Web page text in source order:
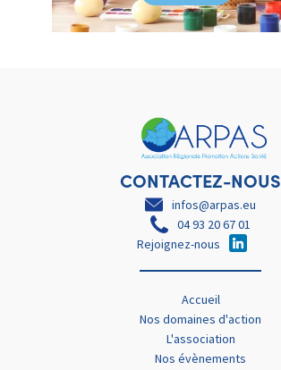
CONTACTEZ-NOUS
infos@arpas.eu
04 93 20 67 01
Rejoignez-nous
Accueil
Nos domaines d'action
L'association
Nos évènements